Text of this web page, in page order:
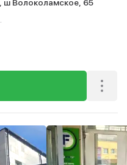
ш Волоколамское, 65